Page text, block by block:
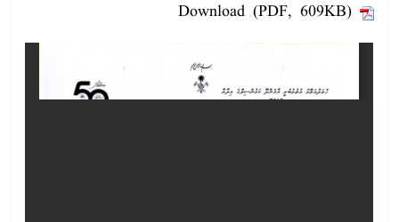
Download (PDF, 609KB)